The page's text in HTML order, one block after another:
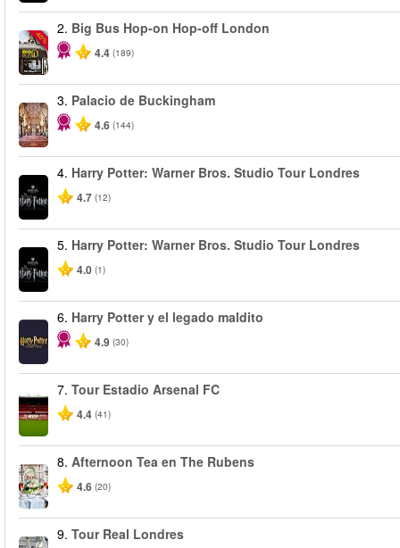
-40%
2. Big Bus Hop-on Hop-off London
4.4 (189)
3. Palacio de Buckingham
4.6 (144)
4. Harry Potter: Warner Bros. Studio Tour Londres
4.7 (12)
5. Harry Potter: Warner Bros. Studio Tour Londres
4.0 (1)
6. Harry Potter y el legado maldito
4.9 (30)
7. Tour Estadio Arsenal FC
4.4 (41)
8. Afternoon Tea en The Rubens
4.6 (20)
9. Tour Real Londres